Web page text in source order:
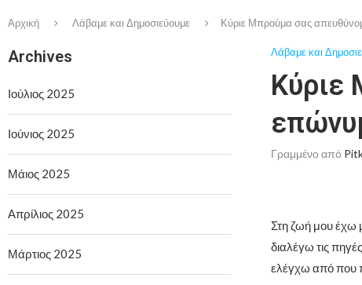
Αρχική Λάβαμε και Δημοσιεύουμε Κύριε Μπρούμα σας
Λάβαμε και
Κύριε
Γραμμένο από
Στη ζωή μου έχω
διαλέγω τις
ελέγχω από που
Archives
Ιούλιος 2025
Ιούνιος 2025
Μάιος 2025
Απρίλιος 2025
Μάρτιος 2025